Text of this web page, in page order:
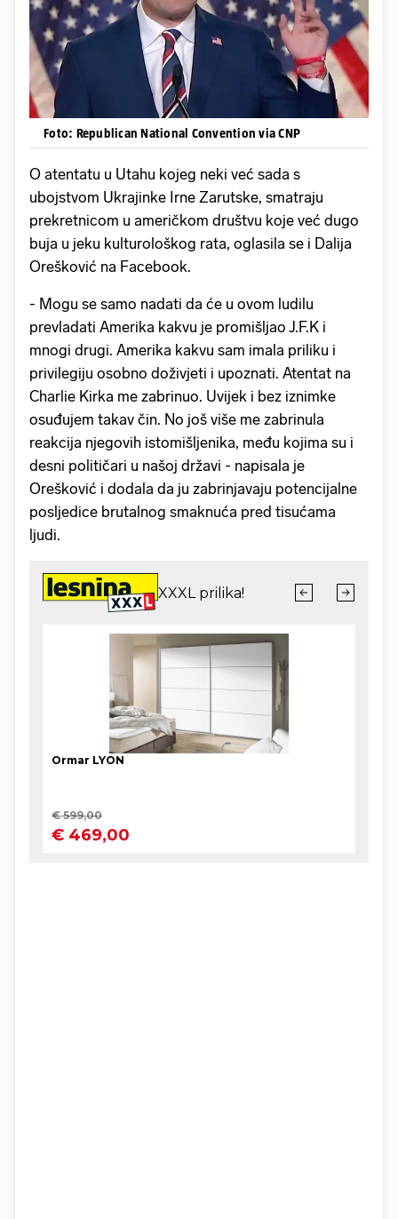
Foto: Republican National Convention via CNP
O atentatu u Utahu kojeg neki već sada s
ubojstvom Ukrajinke Irne Zarutske, smatraju
prekretnicom u američkom društvu koje već dugo
buja u jeku kulturološkog rata, oglasila se i Dalija
Orešković na Facebook.
- Mogu se samo nadati da će u ovom ludilu
prevladati Amerika kakvu je promišljao J.F.K i
mnogi drugi. Amerika kakvu sam imala priliku i
privilegiju osobno doživjeti i upoznati. Atentat na
Charlie Kirka me zabrinuo. Uvijek i bez iznimke
osuđujem takav čin. No još više me zabrinula
reakcija njegovih istomišljenika, među kojima su i
desni političari u našoj državi - napisala je
Orešković i dodala da ju zabrinjavaju potencijalne
posljedice brutalnog smaknuća pred tisućama
ljudi.